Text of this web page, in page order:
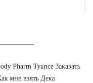
Pharm Туапсе Заказать
мне взять Дека